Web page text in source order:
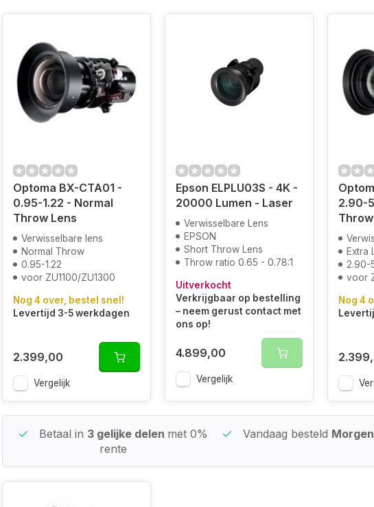
Optoma BX-CTA01 -
0.95-1.22 - Normal
Throw Lens
Verwisselbare lens
Normal Throw
0.95-1.22
voor ZU1100/ZU1300
Nog 4 over, bestel snel!
Levertijd 3-5 werkdagen
2.399,00
Vergelijk
Epson ELPLU03S - 4K -
20000 Lumen - Laser
Verwisselbare Lens
EPSON
Short Throw Lens
Throw ratio 0.65 - 0.78:1
Uitverkocht
Verkrijgbaar op bestelling
– neem gerust contact met
ons op!
4.899,00
Vergelijk
2.90-
Extra
2.90-
voor
Nog 4
Betaal in 3 gelijke delen met 0%
rente
Vandaag besteld